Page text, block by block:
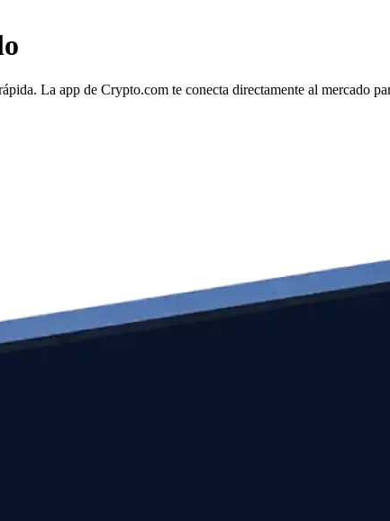
La app de Crypto.com te conecta directamente al mercado